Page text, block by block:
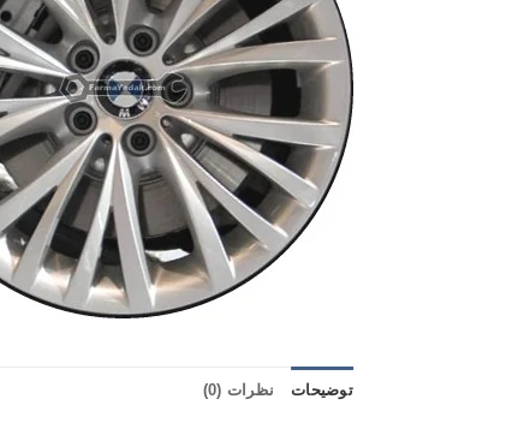
توضیحات نظرات (0)